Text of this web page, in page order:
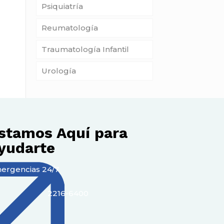
Psiquiatría
Reumatología
Traumatología Infantil
Urología
Aquí para
24/7
2216-6400